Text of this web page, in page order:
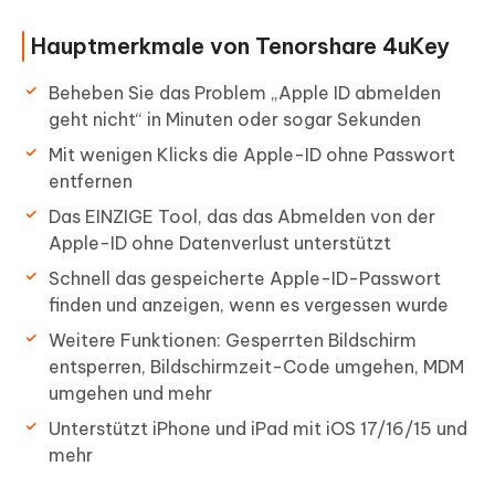
Hauptmerkmale von Tenorshare 4uKey
Beheben Sie das Problem „Apple ID abmelden
geht nicht“ in Minuten oder sogar Sekunden
Mit wenigen Klicks die Apple-ID ohne Passwort
entfernen
Das EINZIGE Tool, das das Abmelden von der
Apple-ID ohne Datenverlust unterstützt
Schnell das gespeicherte Apple-ID-Passwort
finden und anzeigen, wenn es vergessen wurde
Weitere Funktionen: Gesperrten Bildschirm
entsperren, Bildschirmzeit-Code umgehen, MDM
umgehen und mehr
Unterstützt iPhone und iPad mit iOS 17/16/15 und
mehr